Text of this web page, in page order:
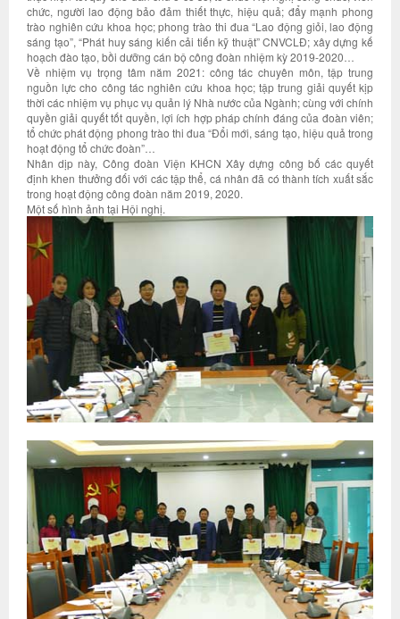
chức, người lao động bảo đảm thiết thực, hiệu quả; đẩy mạnh phong
trào nghiên cứu khoa học; phong trào thi đua “Lao động giỏi, lao động
sáng tạo”, “Phát huy sáng kiến cải tiến kỹ thuật” CNVCLĐ; xây dựng kế
hoạch đào tạo, bồi dưỡng cán bộ công đoàn nhiệm kỳ 2019-2020…
Về nhiệm vụ trọng tâm năm 2021: công tác chuyên môn, tập trung
nguồn lực cho công tác nghiên cứu khoa học; tập trung giải quyết kịp
thời các nhiệm vụ phục vụ quản lý Nhà nước của Ngành; cùng với chính
quyền giải quyết tốt quyền, lợi ích hợp pháp chính đáng của đoàn viên;
tổ chức phát động phong trào thi đua “Đổi mới, sáng tạo, hiệu quả trong
hoạt động tổ chức đoàn”…
Nhân dịp này, Công đoàn Viện KHCN Xây dựng công bố các quyết
định khen thưởng đối với các tập thể, cá nhân đã có thành tích xuất sắc
trong hoạt động công đoàn năm 2019, 2020.
Một số hình ảnh tại Hội nghị.